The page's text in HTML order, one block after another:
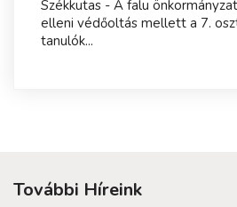
Székkutas - A falu
elleni védőoltás mellett a 7.
tanulók...
További Híreink